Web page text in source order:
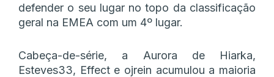
defender o seu lugar no topo da classificação
geral na EMEA com um 4º lugar.
Cabeça-de-série, a Aurora de Hiarka,
Esteves33, Effect e ojrein acumulou a maioria